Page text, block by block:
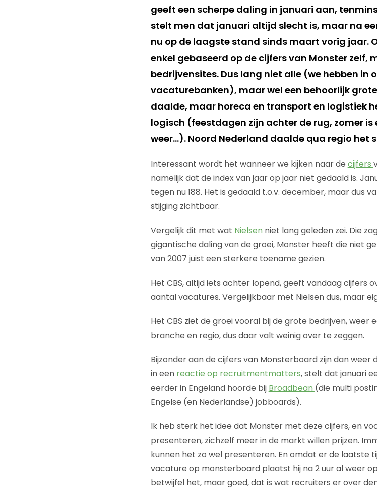
geeft een scherpe daling in januari aan,
stelt men dat januari altijd slecht is, maar na
nu op de laagste stand sinds maart vorig jaar.
enkel gebaseerd op de cijfers van Monster zelf,
bedrijvensites. Dus lang niet alle (we hebben in
vacaturebanken), maar wel een behoorlijk
daalde, maar horeca en transport en logistiek
logisch (feestdagen zijn achter de rug, zomer is
weer…). Noord Nederland daalde qua regio het
Interessant wordt het wanneer we kijken naar de cijfers
namelijk dat de index van jaar op jaar niet gedaald is.
tegen nu 188. Het is gedaald t.o.v. december, maar dus
stijging zichtbaar.
Vergelijk dit met wat Nielsen niet lang geleden zei. Die
gigantische daling van de groei, Monster heeft die niet
van 2007 juist een sterkere toename gezien.
Het CBS, altijd iets achter lopend, geeft vandaag cijfers
aantal vacatures. Vergelijkbaar met Nielsen dus, maar
Het CBS ziet de groei vooral bij de grote bedrijven,
branche en regio, dus daar valt weinig over te zeggen.
Bijzonder aan de cijfers van Monsterboard zijn dan weer
in een reactie op recruitmentmatters, stelt dat januari
eerder in Engeland hoorde bij Broadbean (die multi
Engelse (en Nederlandse) jobboards).
Ik heb sterk het idee dat Monster met deze cijfers, en
presenteren, zichzelf meer in de markt willen prijzen.
kunnen het zo wel presenteren. En omdat er de laatste
vacature op monsterboard plaatst hij na 2 uur al weer
betwijfel het, maar goed, dat is wat recruiters er over